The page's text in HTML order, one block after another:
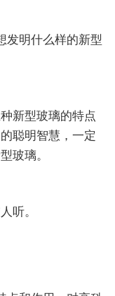
明什么样的新型
新型玻璃的特点
聪明智慧，一定
玻璃。
听。